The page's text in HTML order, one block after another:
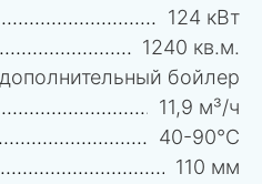
124 кВт
1240 кв.м.
бойлер
11,9 м³/ч
40-90°C
110 мм